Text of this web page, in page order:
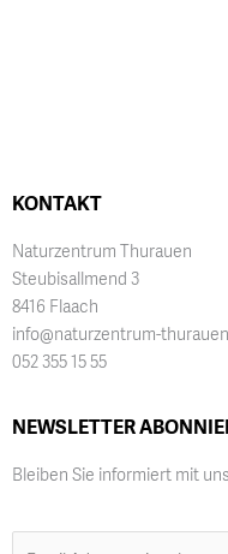
KONTAKT
Naturzentrum Thurauen
Steubisallmend 3
8416 Flaach
info@naturzentrum-
052 355 15 55
NEWSLETTER
Bleiben Sie informiert mit